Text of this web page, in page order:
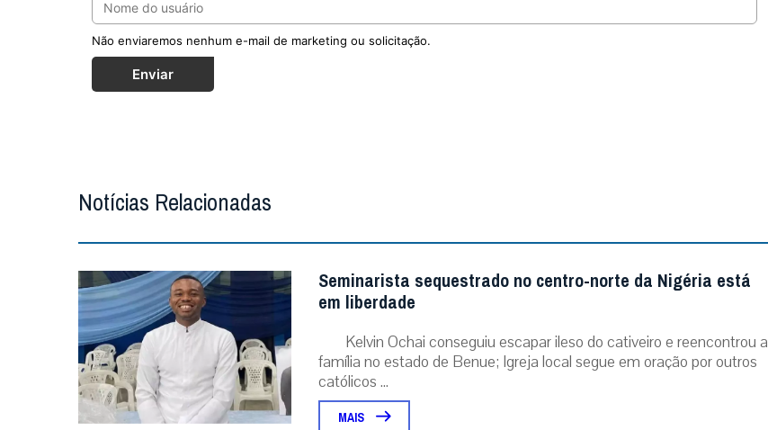
Não enviaremos nenhum e-mail de marketing ou solicitação.
Enviar
Notícias Relacionadas
Seminarista sequestrado no centro-norte da Nigéria está
em liberdade
Kelvin Ochai conseguiu escapar ileso do cativeiro e reencontrou a
família no estado de Benue; Igreja local segue em oração por outros
católicos ...
MAIS